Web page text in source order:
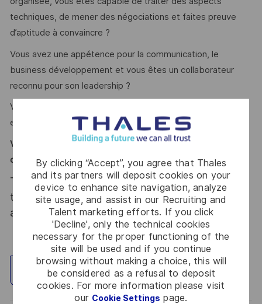
By clicking “Accept”, you agree that Thales
and its partners will deposit cookies on your
device to enhance site navigation, analyze
site usage, and assist in our Recruiting and
Talent marketing efforts. If you click
'Decline', only the technical cookies
necessary for the proper functioning of the
site will be used and if you continue
browsing without making a choice, this will
be considered as a refusal to deposit
cookies. For more information please visit
our Cookie Settings page.
techniques, de mener des négociations et faites preuve
d’aptitude à convaincre ?
Vous avez une appétence pour la communication, le
business développement et vous êtes un collaborateur
reconnu pour son leadership ?
Vous avez envie d’un nouveau challenge et aimez le travail
en équipe ?
Vous vous reconnaissez ? Alors vous avez de grandes
chances de vous épanouir dans nos équipes !
Thales, entreprise Handi-Engagée, reconnait
tous les talents. La diversité est notre meilleur
atout. Postulez et rejoignez nous !
Explore Location